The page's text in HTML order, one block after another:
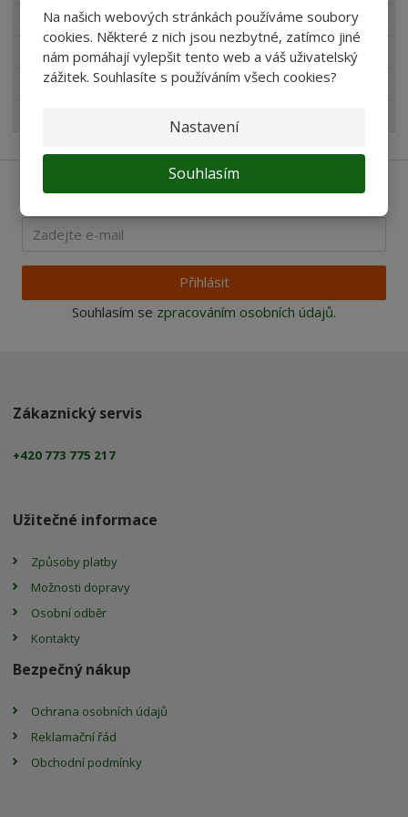
Na našich webových stránkách používáme soubory
cookies. Některé z nich jsou nezbytné, zatímco jiné
nám pomáhají vylepšit tento web a váš uživatelský
zážitek. Souhlasíte s používáním všech cookies?
Nastavení
Souhlasím
Novinky v sortimentu
Produkty pro akvaristy
Pro děti
Ať vám nic neunikne
Přihlásit
Souhlasím se zpracováním osobních údajů.
Zákaznický servis
+420 773 775 217
Užitečné informace
Způsoby platby
Možnosti dopravy
Osobní odběr
Kontakty
Bezpečný nákup
Ochrana osobních údajů
Reklamační řád
Obchodní podmínky